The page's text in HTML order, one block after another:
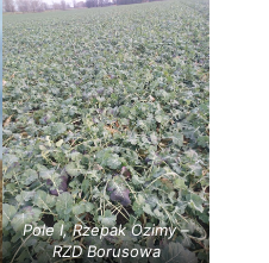
Pole I, Rzepak Ozimy –
RZD Borusowa